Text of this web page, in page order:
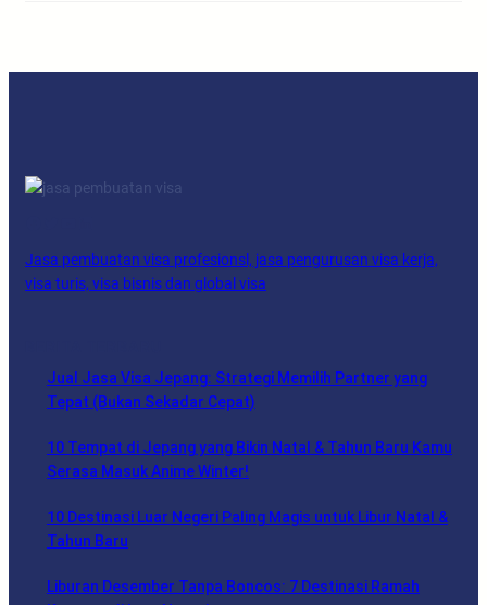
Jasa pembuatan visa profesionsl, jasa pengurusan visa kerja,
visa turis, visa bisnis dan global visa
Jual Jasa Visa Jepang: Strategi Memilih Partner yang
Tepat (Bukan Sekadar Cepat)
10 Tempat di Jepang yang Bikin Natal & Tahun Baru Kamu
Serasa Masuk Anime Winter!
10 Destinasi Luar Negeri Paling Magis untuk Libur Natal &
Tahun Baru
Liburan Desember Tanpa Boncos: 7 Destinasi Ramah